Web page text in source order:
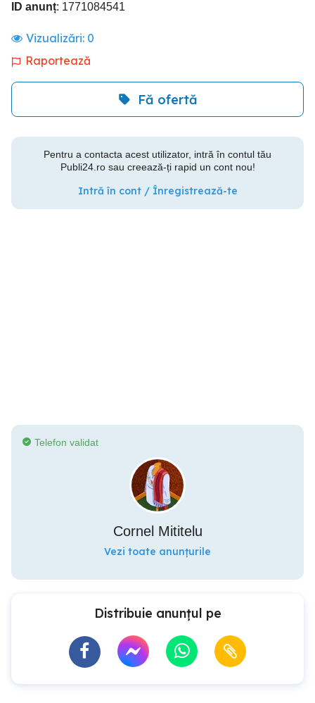
ID anunț: 1771084541
Vizualizări: 0
Raportează
Fă ofertă
Pentru a contacta acest utilizator, intră în contul tău
Publi24.ro sau creează-ți rapid un cont nou!
Intră în cont / Înregistrează-te
Telefon validat
Cornel Mititelu
Vezi toate anunțurile
Distribuie anunțul pe